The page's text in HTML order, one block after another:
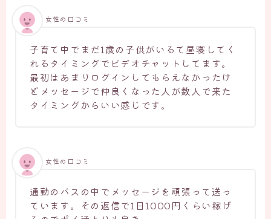
子育て中でまだ1歳の子供がいるて昼寝してく
れるタイミングでビデオチャットしてます。
最初はあまりログインしてもらえなかったけ
どメッセージで仲良くなった人が数人で来た
タイミングからいい感じです。
女性の口コミ
通勤のバスの中でメッセージを頑張って送っ
ています。その返信で1日1000円くらい稼げ
女性の口コミ